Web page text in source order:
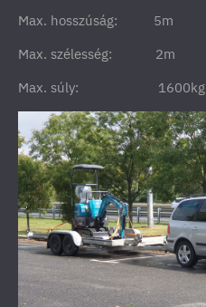
Max. hosszúság: 5m
Max. szélesség: 2m
Max. súly: 1600kg